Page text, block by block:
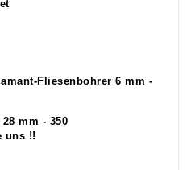
Fliesenbohrer 6 mm -
mm - 350
uns !!